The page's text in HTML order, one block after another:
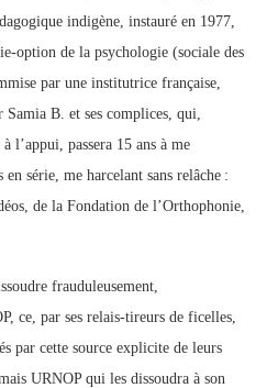
indigène, instauré en 1977,
option de la psychologie (sociale des
par une institutrice française,
B. et ses complices, qui,
l’appui, passera 15 ans à me
en série, me harcelant sans relâche :
de la Fondation de l’Orthophonie,
frauduleusement,
ce, par ses relais-tireurs de ficelles,
par cette source explicite de leurs
URNOP qui les dissoudra à son